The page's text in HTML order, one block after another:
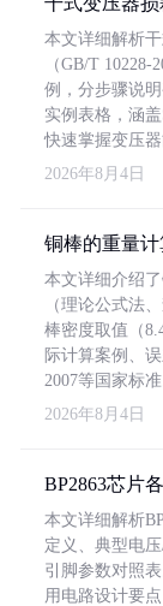
本文详细解析
（GB/T
例，分步骤说
实例表格，涵
快速掌握变压器
2026年8月4日
铜棒的重量
本文详细介绍
（理论公式法
棒密度取值（
际计算案例、
2007等国家标准
2026年8月4日
BP2863芯片
本文详细解析
定义、典型电
引脚参数对照
用电路设计要